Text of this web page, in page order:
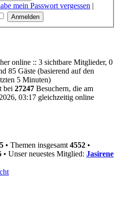
mein Passwort vergessen |
online :: 3 sichtbare Mitglieder, 0
85 Gäste (basierend auf den
5 Minuten)
bei 27247 Besuchern, die am
03:17 gleichzeitig online
• Themen insgesamt 4552 •
• Unser neuestes Mitglied: Jasirene